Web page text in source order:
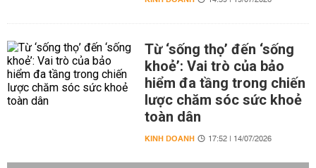
Từ ‘sống thọ’ đến ‘sống
khoẻ’: Vai trò của bảo
hiểm đa tầng trong chiến
lược chăm sóc sức khoẻ
toàn dân
KINH DOANH 17:52 | 14/07/2026